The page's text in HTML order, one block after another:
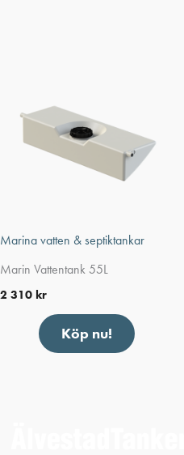
Marina vatten & septiktankar
Marin Vattentank 55L
2 310 kr
Köp nu!